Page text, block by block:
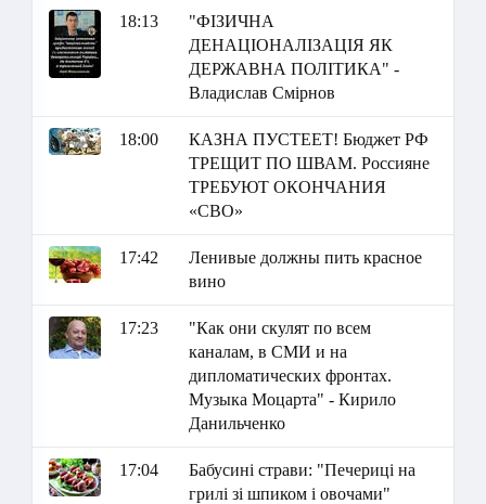
18:13
"ФІЗИЧНА
ДЕНАЦІОНАЛІЗАЦІЯ ЯК
ДЕРЖАВНА ПОЛІТИКА" -
Владислав Смірнов
18:00
КАЗНА ПУСТЕЕТ! Бюджет РФ
ТРЕЩИТ ПО ШВАМ. Россияне
ТРЕБУЮТ ОКОНЧАНИЯ
«СВО»
17:42
Ленивые должны пить красное
вино
17:23
"Как они скулят по всем
каналам, в СМИ и на
дипломатических фронтах.
Музыка Моцарта" - Кирило
Данильченко
17:04
Бабусині страви: "Печериці на
грилі зі шпиком і овочами"